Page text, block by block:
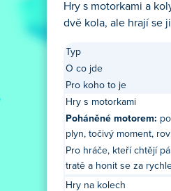
Hry s motorkami a
dvě kola, ale hrají se
Typ
O co jde
Pro koho to je
Hry s motorkami
Poháněné motorem:
plyn, točivý moment,
Pro hráče, kteří chtějí
tratě a honit se za
Hry na kolech